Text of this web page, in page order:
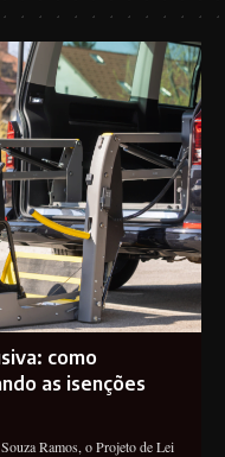
como
as isenções
Ramos, o Projeto de Lei